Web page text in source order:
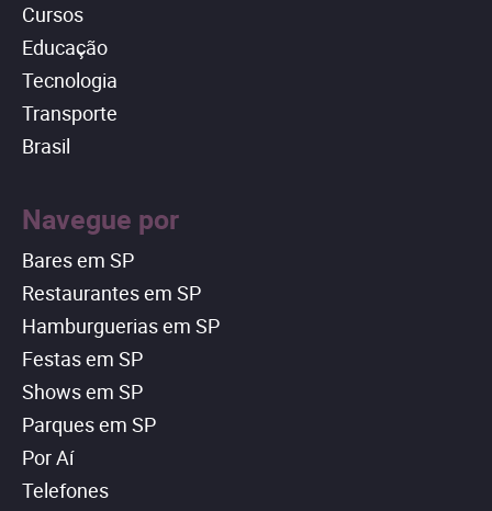
Cursos
Educação
Tecnologia
Transporte
Brasil
Navegue por
Bares em SP
Restaurantes em SP
Hamburguerias em SP
Festas em SP
Shows em SP
Parques em SP
Por Aí
Telefones